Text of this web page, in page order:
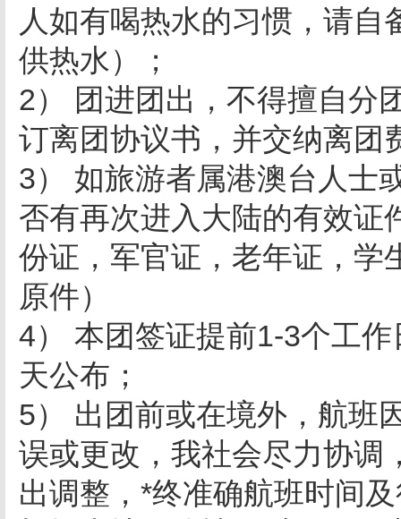
人如有喝热水的习惯，请
供热水）；
2） 团进团出，不得擅自分
订离团协议书，并交纳离团
3） 如旅游者属港澳台人士
否有再次进入大陆的有效证
份证，军官证，老年证，学
原件）
4） 本团签证提前1-3个工
天公布；
5） 出团前或在境外，航班
误或更改，我社会尽力协调
出调整，*终准确航班时间